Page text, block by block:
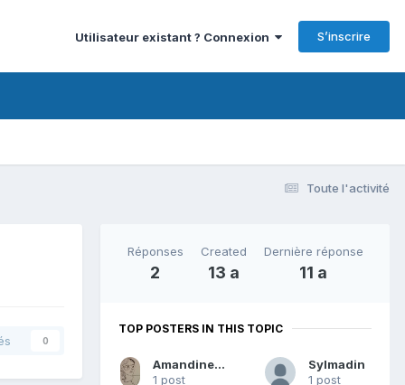
Utilisateur existant ? Connexion S’inscrire
Toute l'activité
0
Réponses
2
Created
13 a
Dernière réponse
11 a
TOP POSTERS IN THIS TOPIC
Amandine Jacquet
1 post
Sylmadin
1 post